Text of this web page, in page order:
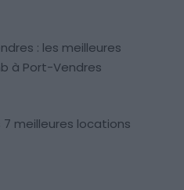
: les meilleures
à Port-Vendres
7 meilleures locations